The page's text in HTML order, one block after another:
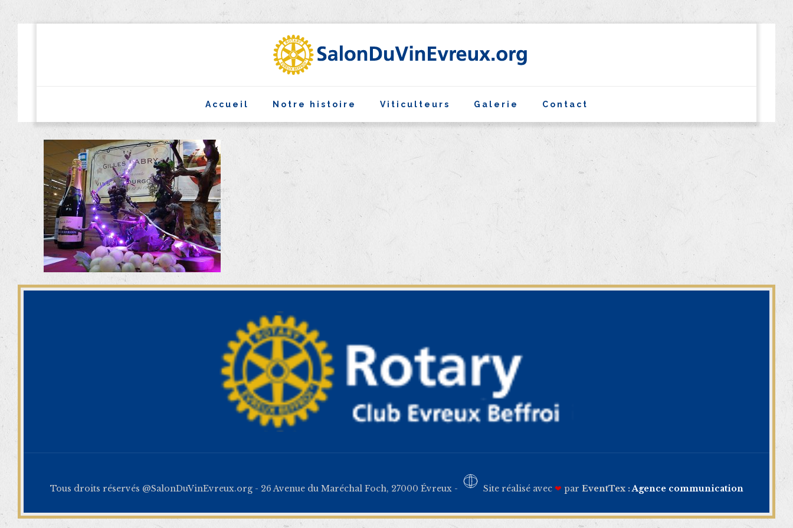
Accueil Notre histoire Viticulteurs Galerie Contact
Tous droits réservés @SalonDuVinEvreux.org - 26 Avenue du Maréchal Foch, 27000 Évreux - Site réalisé avec ❤ par EventTex :Agence communication